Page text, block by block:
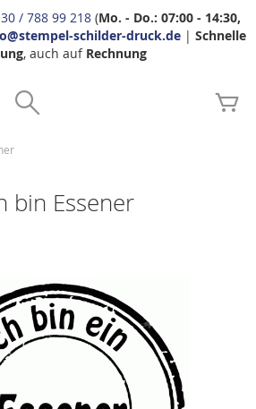
/ 788 99 218 (Mo. - Do.: 07:00 - 14:30,
schilder-druck.de| Schnelle
, auch auf Rechnung
bin Essener